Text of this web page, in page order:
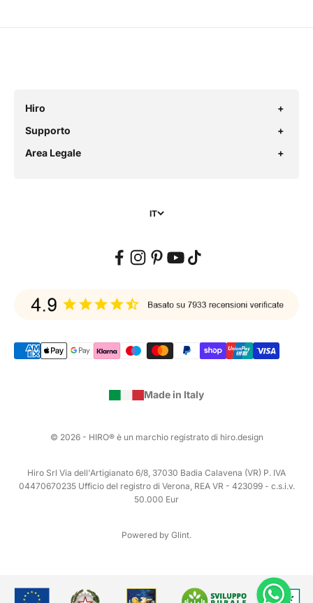
Hiro
Supporto
Area Legale
IT
Made in Italy
© 2026 - HIRO® è un marchio registrato di hiro.design
Hiro Srl Via dell'Artigianato 6/8, 37030 Badia Calavena (VR) P. IVA
04470670235 Ufficio del registro di Verona, REA VR - 423099 - c.s.i.v.
50.000 Eur
Powered by Glint.